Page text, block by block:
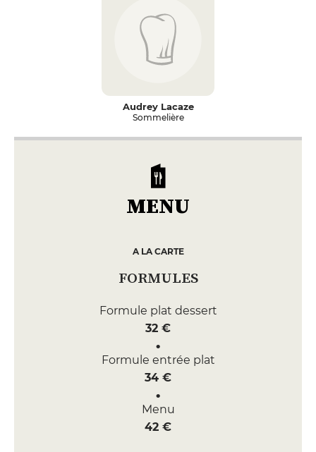
Audrey Lacaze
Sommelière
MENU
A LA CARTE
FORMULES
Formule plat dessert
32 €
Formule entrée plat
34 €
Menu
42 €